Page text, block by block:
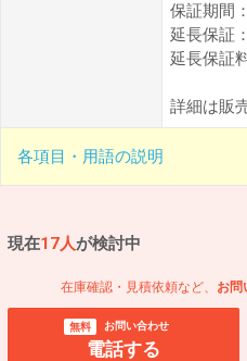
保証期間
延長保証
延長保証
詳細は販
各項目・用語の説明
現在17人が検討中
在庫確認・見積依頼など、 お問
無料 お問い合わせ
電話する